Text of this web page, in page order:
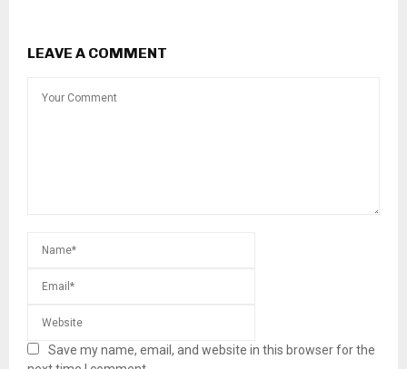
LEAVE A COMMENT
Save my name, email, and website in this browser for the